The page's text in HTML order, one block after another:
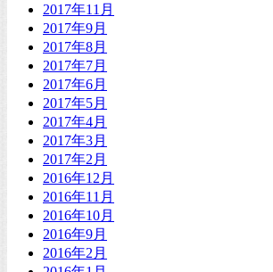
2017年11月
2017年9月
2017年8月
2017年7月
2017年6月
2017年5月
2017年4月
2017年3月
2017年2月
2016年12月
2016年11月
2016年10月
2016年9月
2016年2月